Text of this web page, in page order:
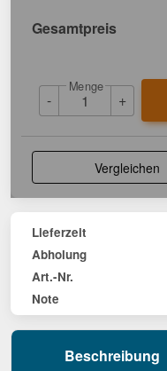
Gesamtpreis
-
Menge
+
Vergleichen
Lieferzeit
Abholung
Art.-Nr.
Note
Beschreibung